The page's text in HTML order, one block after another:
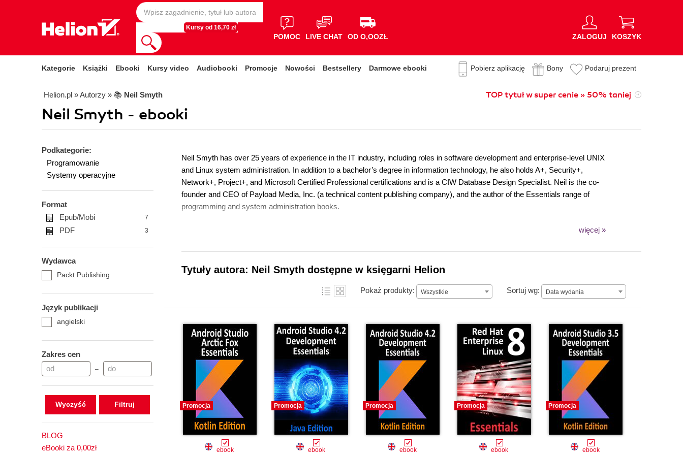
Kursy od 16,70 zł
POMOC LIVE CHAT OD O,OOZŁ ZALOGUJ KOSZYK
Kategorie Książki Ebooki Kursy video Audiobooki Promocje Nowości Bestsellery Darmowe ebooki Pobierz aplikację Bony Podaruj prezent
Helion.pl » Autorzy » 📚 Neil Smyth TOP tytuł w super cenie » 50% taniej
Neil Smyth - ebooki
Podkategorie:
Programowanie
Systemy operacyjne
Format
Epub/Mobi
7
PDF 3
Wydawca
Packt Publishing
Język publikacji
angielski
Zakres cen
–
Wyczyść
BLOG
eBooki za 0,00zł
Neil Smyth has over 25 years of experience in the IT industry, including roles in software development and enterprise-level UNIX
and Linux system administration. In addition to a bachelor’s degree in information technology, he also holds A+, Security+,
Network+, Project+, and Microsoft Certified Professional certifications and is a CIW Database Design Specialist. Neil is the co-
founder and CEO of Payload Media, Inc. (a technical content publishing company), and the author of the Essentials range of
programming and system administration books.
więcej »
Tytuły autora: Neil Smyth dostępne w księgarni Helion
Pokaż produkty: Wszystkie Sortuj wg: Data wydania
Data wydania
Promocja
ebook
Promocja
ebook
Promocja
ebook
Promocja
ebook
Promocja
ebook